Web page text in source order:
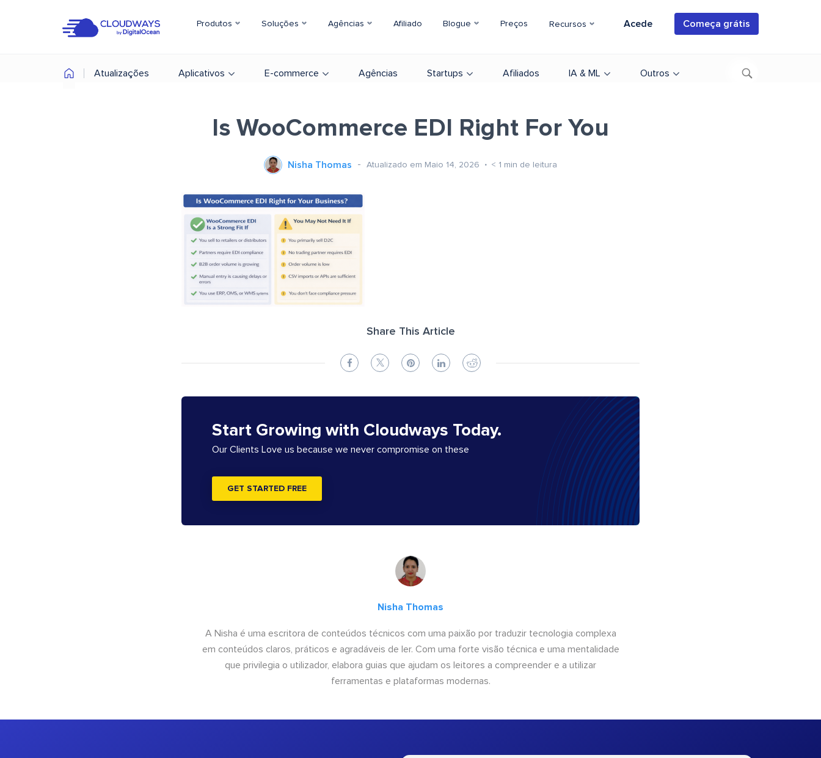
Produtos Soluções Agências Afiliado Blogue Preços Recursos Acede Começa grátis
Atualizações Aplicativos E-commerce Agências Startups Afiliados IA & ML Outros
Is WooCommerce EDI Right For You
Nisha Thomas Atualizado em Maio 14, 2026 < 1 min de leitura
Share This Article
Start Growing with Cloudways Today.
Our Clients Love us because we never compromise on these
GET STARTED FREE
Nisha Thomas
A Nisha é uma escritora de conteúdos técnicos com uma paixão por traduzir tecnologia complexa
em conteúdos claros, práticos e agradáveis de ler. Com uma forte visão técnica e uma mentalidade
que privilegia o utilizador, elabora guias que ajudam os leitores a compreender e a utilizar
ferramentas e plataformas modernas.